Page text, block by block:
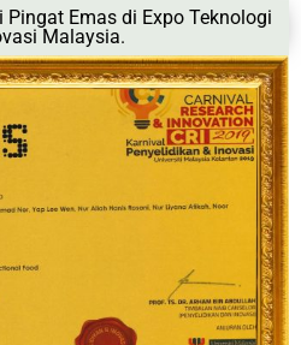
Pingat Emas di Expo Teknologi
Malaysia.